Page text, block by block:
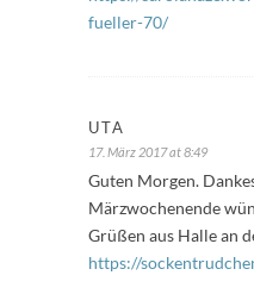
fueller-70/
UTA
17. März 2017 at 8:49
Guten Morgen.
Märzwochenende
Grüßen aus Halle an
https://